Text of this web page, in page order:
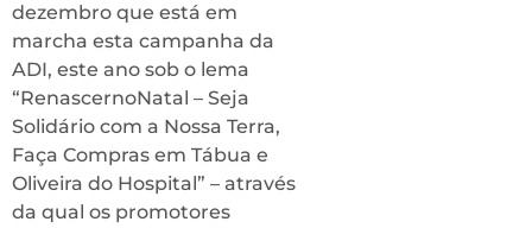
dezembro que está em
marcha esta campanha da
ADI, este ano sob o lema
“RenascernoNatal – Seja
Solidário com a Nossa Terra,
Faça Compras em Tábua e
Oliveira do Hospital” – através
da qual os promotores